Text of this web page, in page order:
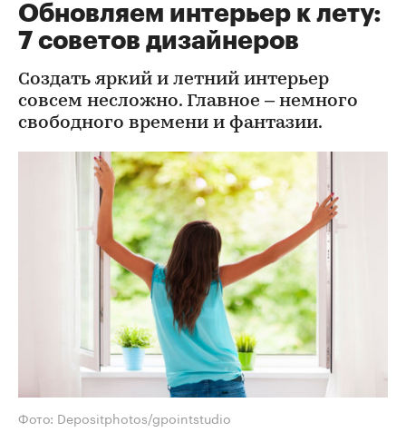
Обновляем интерьер к лету:
7 советов дизайнеров
Создать яркий и летний интерьер
совсем несложно. Главное – немного
свободного времени и фантазии.
Фото: Depositphotos/gpointstudio